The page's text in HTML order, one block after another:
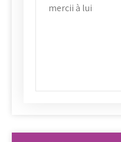
mercii à lui